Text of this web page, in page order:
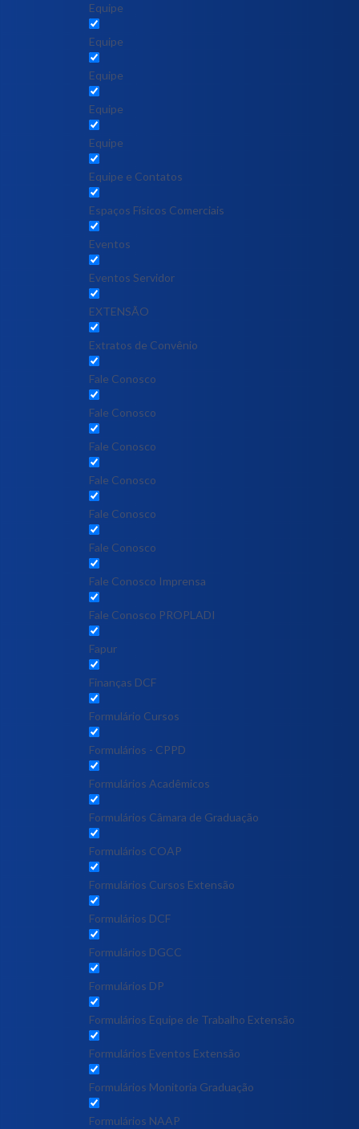
Equipe
Equipe
Equipe
Equipe
Equipe
Equipe e Contatos
Espaços Físicos Comerciais
Eventos
Eventos Servidor
EXTENSÃO
Extratos de Convênio
Fale Conosco
Fale Conosco
Fale Conosco
Fale Conosco
Fale Conosco
Fale Conosco
Fale Conosco Imprensa
Fale Conosco PROPLADI
Fapur
Finanças DCF
Formulário Cursos
Formulários - CPPD
Formulários Acadêmicos
Formulários Câmara de Graduação
Formulários COAP
Formulários Cursos Extensão
Formulários DCF
Formulários DGCC
Formulários DP
Formulários Equipe de Trabalho Extensão
Formulários Eventos Extensão
Formulários Monitoria Graduação
Formulários NAAP